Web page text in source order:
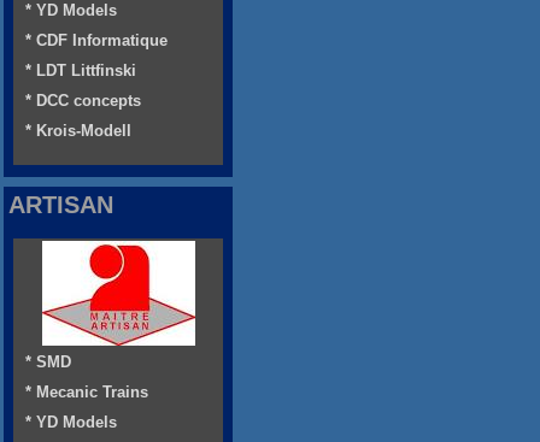
* YD Models
* CDF Informatique
* LDT Littfinski
* DCC concepts
* Krois-Modell
ARTISAN
* SMD
* Mecanic Trains
* YD Models